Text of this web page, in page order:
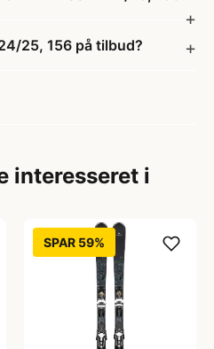
24/25, 156 på tilbud?
interesseret i
SPAR 59%